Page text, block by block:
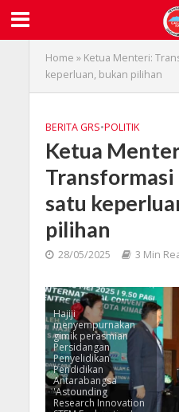
Home » Ketua Menteri:
keperluan, bukan pilihan
BERITA GRS•POLITIK
Ketua
satu
pilihan
28/05/2025 3 Min
Hajiji
menyempurnakan
gimik perasmian
Persidangan
Penyelidikan
Pendidikan
Antarabangsa
'Astounding
Research Innovation